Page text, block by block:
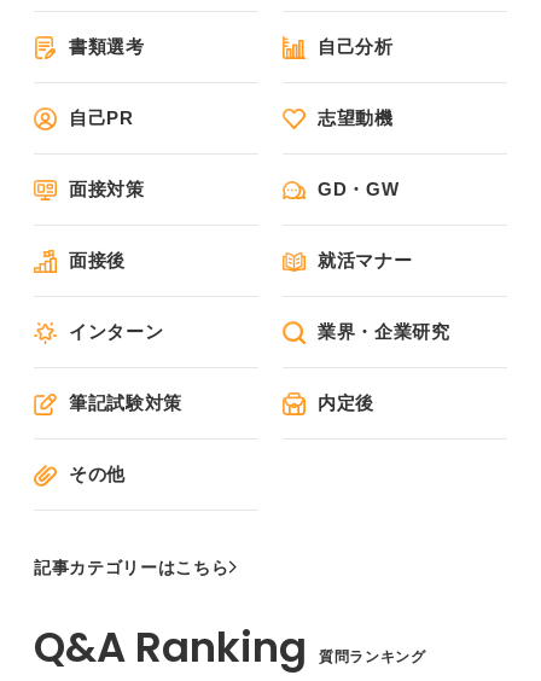
書類選考 自己分析
自己PR 志望動機
面接対策 GD・GW
面接後 就活マナー
インターン 業界・企業研究
筆記試験対策 内定後
その他
記事カテゴリーはこちら
質問ランキング